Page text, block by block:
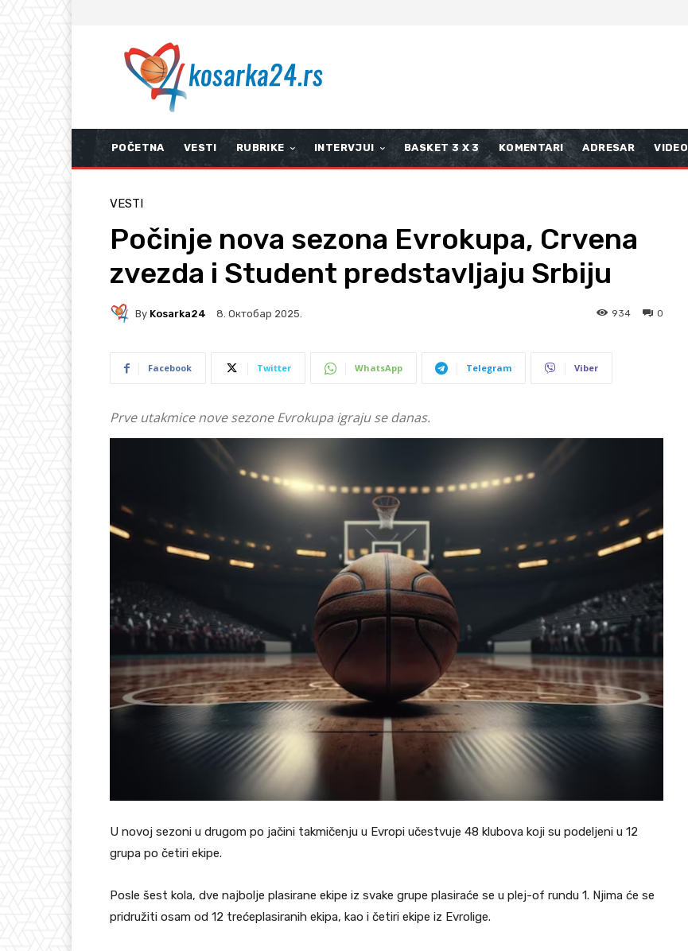
POČETNA VESTI RUBRIKE INTERVJUI BASKET 3 X 3 KOMENTARI ADRESAR VIDEO
VESTI
Počinje nova sezona Evrokupa, Crvena
zvezda i Student predstavljaju Srbiju
By Kosarka24 8. Октобар 2025. 0
934
Facebook Twitter WhatsApp Telegram Viber
Prve utakmice nove sezone Evrokupa igraju se danas.
U novoj sezoni u drugom po jačini takmičenju u Evropi učestvuje 48 klubova koji su podeljeni u 12
grupa po četiri ekipe.
Posle šest kola, dve najbolje plasirane ekipe iz svake grupe plasiraće se u plej-of rundu 1. Njima će se
pridružiti osam od 12 trećeplasiranih ekipa, kao i četiri ekipe iz Evrolige.